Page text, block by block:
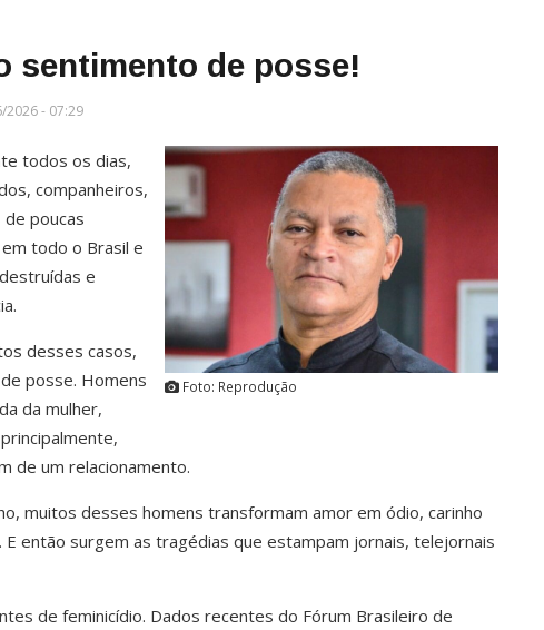
sentimento de posse!
2026 - 07:29
Foto: Reprodução
todos os dias,
companheiros,
poucas
todo o Brasil e
e
desses casos,
posse. Homens
da mulher,
de um relacionamento.
muitos desses homens transformam amor em ódio, carinho
E então surgem as tragédias que estampam jornais, telejornais
de feminicídio. Dados recentes do Fórum Brasileiro de